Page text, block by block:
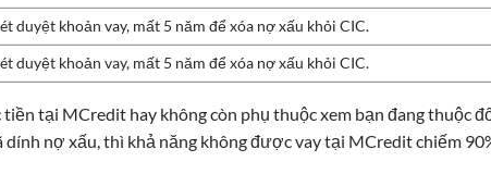
duyệt khoản vay, mất 5 năm để xóa nợ xấu khỏi CIC.
duyệt khoản vay, mất 5 năm để xóa nợ xấu khỏi CIC.
tại MCredit hay không còn phụ thuộc xem bạn đang thuộc
nợ xấu, thì khả năng không được vay tại MCredit chiếm